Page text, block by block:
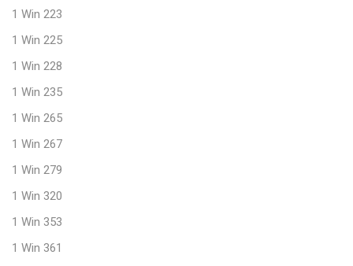
1 Win 223
1 Win 225
1 Win 228
1 Win 235
1 Win 265
1 Win 267
1 Win 279
1 Win 320
1 Win 353
1 Win 361